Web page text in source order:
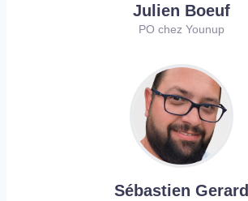
Julien Boeuf
PO chez Younup
Sébastien Gerard